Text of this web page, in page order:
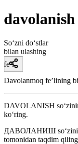
davolanish
So‘zni do‘stlar
bilan ulashing
fe’l
Davolanmoq feʼlining
DAVOLANISH
ko‘ring.
ДАВОЛАНИШ
tomonidan taqdim